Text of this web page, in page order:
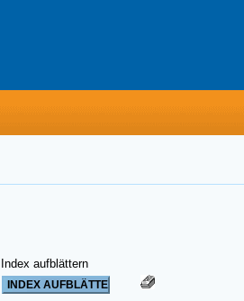
Index aufblättern